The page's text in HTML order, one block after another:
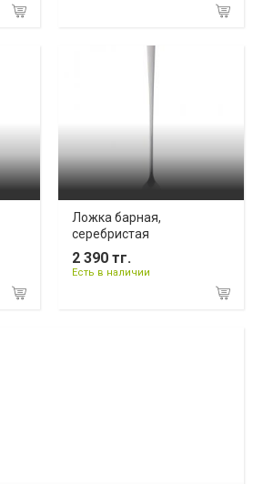
Ложка барная,
серебристая
2 390 тг.
Есть в наличии